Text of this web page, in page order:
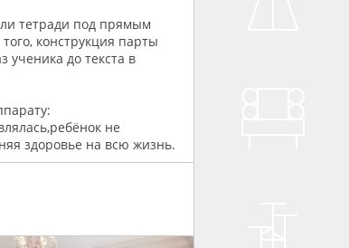
тетради под прямым
конструкция парты
ученика до текста в
не
здоровье на всю жизнь.